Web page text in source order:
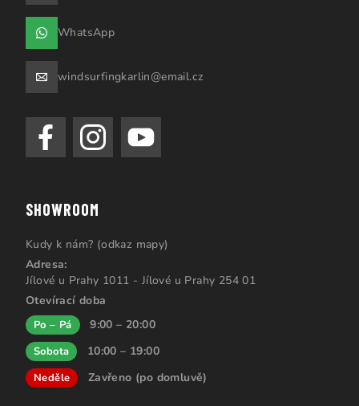
WhatsApp
windsurfingkarlin@email.cz
SHOWROOM
Kudy k nám? (odkaz mapy)
Adresa:
Jílové u Prahy 1011 - Jílové u Prahy 254 01
Otevírací doba
Po – Pá 9:00 – 20:00
Sobota 10:00 – 19:00
Neděle Zavřeno (po domluvě)